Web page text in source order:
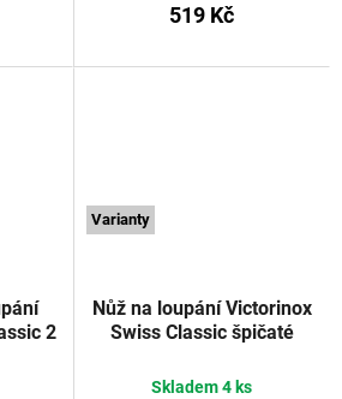
519 Kč
2
ostří
Varianty
Nůž na loupání Victorinox
Swiss Classic špičaté
červenýVICTORINOX
Skladem4 ks